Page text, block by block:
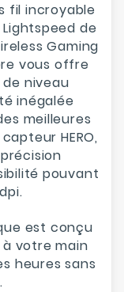
fil incroyable
de
Gaming
vous offre
niveau
inégalée
meilleures
HERO,
pouvant
est conçu
votre main
heures sans